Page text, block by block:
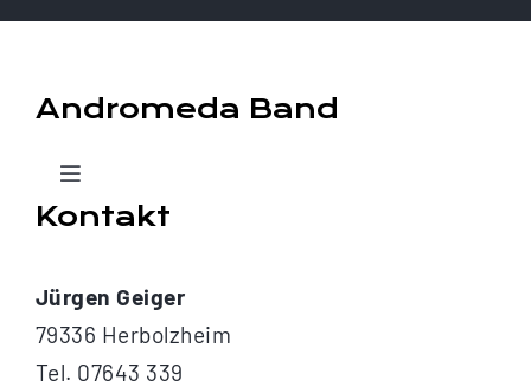
Andromeda Band
Toggle
Navigation
Über
Kontakt
Jürgen Geiger
79336 Herbolzheim
Tel. 07643 339